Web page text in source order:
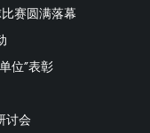
赛圆满落幕
位”表彰
讨会